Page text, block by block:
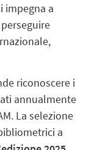
impegna a
riconoscere i
annualmente
La selezione
a